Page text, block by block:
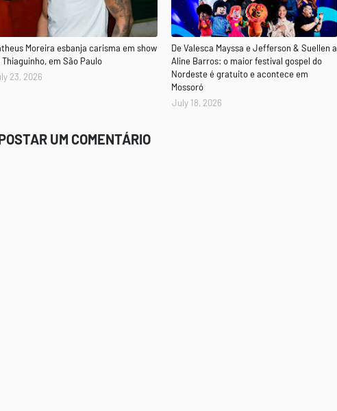
Moreira esbanja carisma em show
Thiaguinho, em São Paulo
23, 2026
De Valesca Mayssa e Jefferson & Suellen a
Aline Barros: o maior festival gospel do
Nordeste é gratuito e acontece em
Mossoró
July 18, 2026
UM COMENTÁRIO